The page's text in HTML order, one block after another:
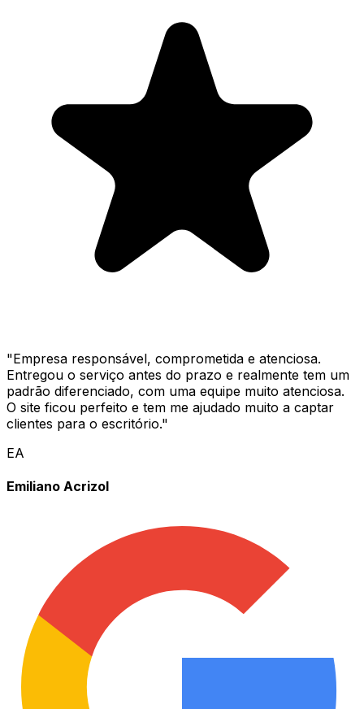
"Empresa responsável, comprometida e atenciosa.
Entregou o serviço antes do prazo e realmente tem um
padrão diferenciado, com uma equipe muito atenciosa.
O site ficou perfeito e tem me ajudado muito a captar
clientes para o escritório."
EA
Emiliano Acrizol